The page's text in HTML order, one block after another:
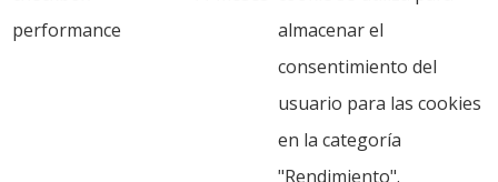
performance
almacenar el
consentimiento del
usuario para las cookies
en la categoría
"Rendimiento".